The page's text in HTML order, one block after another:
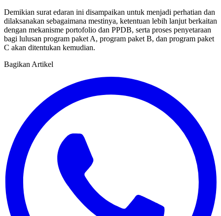
Demikian surat edaran ini disampaikan untuk menjadi perhatian dan
dilaksanakan sebagaimana mestinya, ketentuan lebih lanjut berkaitan
dengan mekanisme portofolio dan PPDB, serta proses penyetaraan
bagi lulusan program paket A, program paket B, dan program paket
C akan ditentukan kemudian.
Bagikan Artikel